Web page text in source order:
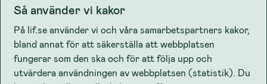
Så använder vi kakor
På lif.se använder vi och våra samarbetspartners kakor,
bland annat för att säkerställa att webbplatsen
fungerar som den ska och för att följa upp och
utvärdera användningen av webbplatsen (statistik). Du
Cookiepolicy
Lifs dataskyddspolicy